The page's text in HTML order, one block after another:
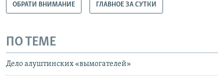
ОБРАТИ ВНИМАНИЕ ГЛАВНОЕ ЗА СУТКИ
ПО ТЕМЕ
Дело алуштинских «вымогателей»